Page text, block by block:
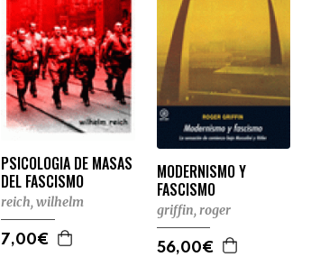
PSICOLOGIA DE MASAS
DEL FASCISMO
reich, wilhelm
7,00€
MODERNISMO Y
FASCISMO
griffin, roger
56,00€